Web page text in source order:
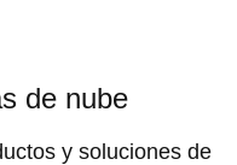
de nube
y soluciones de